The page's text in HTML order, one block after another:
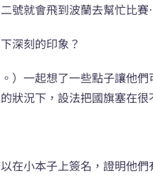
二號就會飛到波蘭去幫忙比
深刻的印象？
）一起想了一些點子讓他們
狀況下，設法把國旗塞在很
在小本子上簽名，證明他